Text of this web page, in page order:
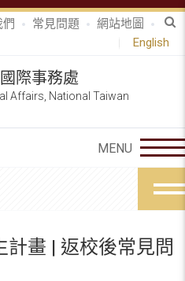
常見問題
網站地圖
English
際事務處
Affairs, National Taiwan
計畫 | 返校後常見問